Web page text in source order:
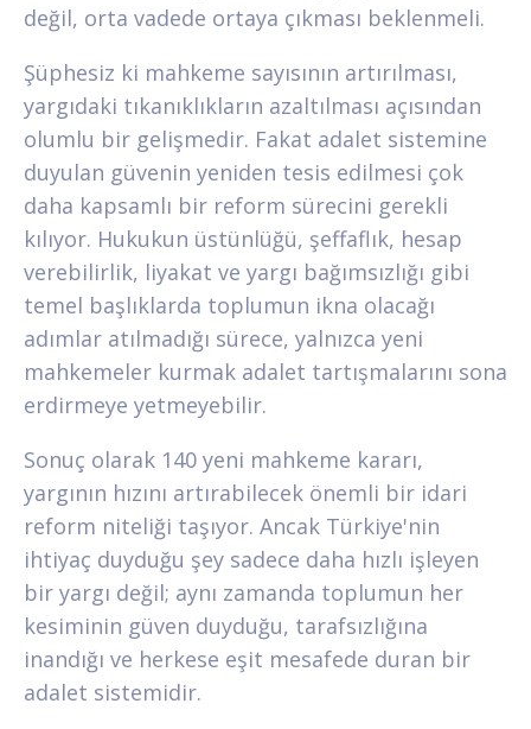
değil, orta vadede ortaya çıkması beklenmeli.
Şüphesiz ki mahkeme sayısının artırılması,
yargıdaki tıkanıklıkların azaltılması açısından
olumlu bir gelişmedir. Fakat adalet sistemine
duyulan güvenin yeniden tesis edilmesi çok
daha kapsamlı bir reform sürecini gerekli
kılıyor. Hukukun üstünlüğü, şeffaflık, hesap
verebilirlik, liyakat ve yargı bağımsızlığı gibi
temel başlıklarda toplumun ikna olacağı
adımlar atılmadığı sürece, yalnızca yeni
mahkemeler kurmak adalet tartışmalarını sona
erdirmeye yetmeyebilir.
Sonuç olarak 140 yeni mahkeme kararı,
yargının hızını artırabilecek önemli bir idari
reform niteliği taşıyor. Ancak Türkiye'nin
ihtiyaç duyduğu şey sadece daha hızlı işleyen
bir yargı değil; aynı zamanda toplumun her
kesiminin güven duyduğu, tarafsızlığına
inandığı ve herkese eşit mesafede duran bir
adalet sistemidir.